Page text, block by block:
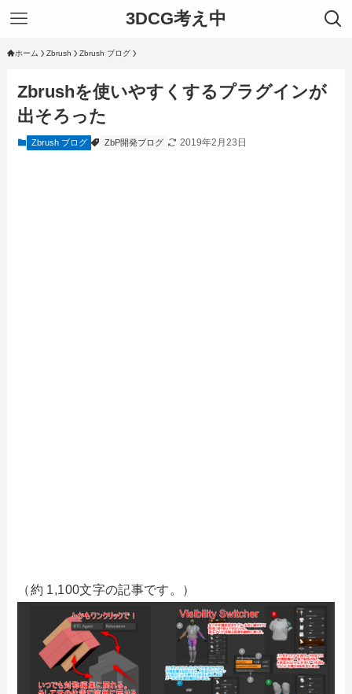
3DCG考え中
ホーム Zbrush Zbrush ブログ
Zbrushを使いやすくするプラグインが
出そろった
Zbrush ブログ ZbP開発ブログ 2019年2月23日
（約 1,100文字の記事です。）